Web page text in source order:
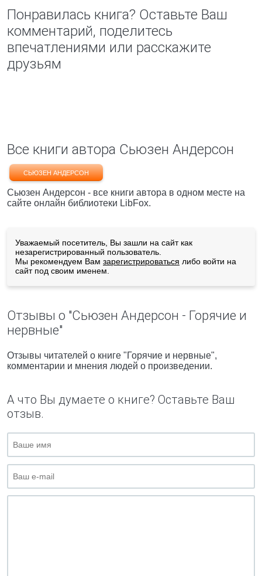
Понравилась книга? Оставьте Ваш
комментарий, поделитесь
впечатлениями или расскажите
друзьям
Все книги автора Сьюзен Андерсон
СЬЮЗЕН АНДЕРСОН
Сьюзен Андерсон - все книги автора в одном месте на
сайте онлайн библиотеки LibFox.
Уважаемый посетитель, Вы зашли на сайт как
незарегистрированный пользователь.
Мы рекомендуем Вам зарегистрироваться либо войти на
сайт под своим именем.
Отзывы о "Сьюзен Андерсон - Горячие и
нервные"
Отзывы читателей о книге "Горячие и нервные",
комментарии и мнения людей о произведении.
А что Вы думаете о книге? Оставьте Ваш
отзыв.